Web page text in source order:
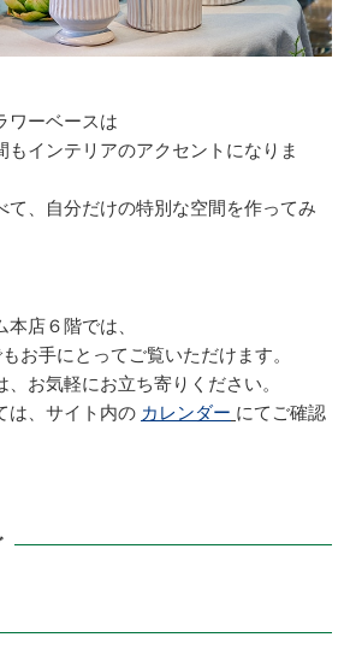
ワーベースは
もインテリアのアクセントになりま
て、自分だけの特別な空間を作ってみ
店６階では、
お手にとってご覧いただけます。
お気軽にお立ち寄りください。
は、サイト内の カレンダー にてご確認